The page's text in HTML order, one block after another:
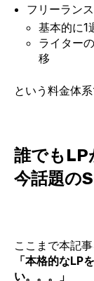
フリーラン
基本的に1
ライター
移
という料金体系
誰でもLP
今話題の
ここまで本記
「本格的なLP
い。。。」